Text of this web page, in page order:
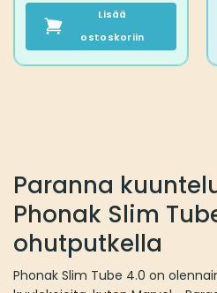
Lisää
ostoskoriin
Paranna
Phonak Slim
ohutputkella
Phonak Slim Tube 4.0 on